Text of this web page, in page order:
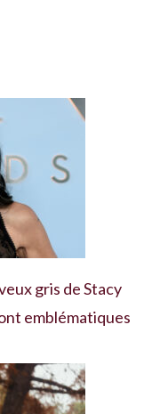
gris de Stacy
emblématiques